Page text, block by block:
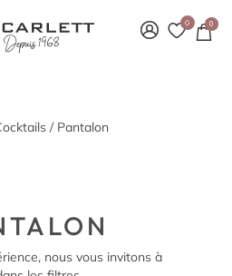
0 0
/ Pantalon
nous vous invitons à